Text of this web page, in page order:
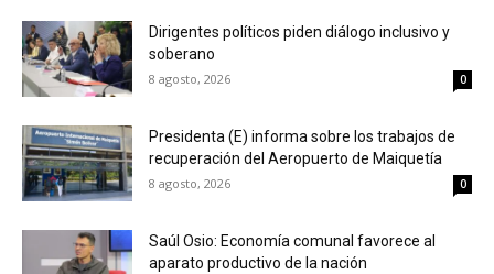
Dirigentes políticos piden diálogo inclusivo y
soberano
8 agosto, 2026 0
Presidenta (E) informa sobre los trabajos de
recuperación del Aeropuerto de Maiquetía
8 agosto, 2026 0
Saúl Osio: Economía comunal favorece al
aparato productivo de la nación